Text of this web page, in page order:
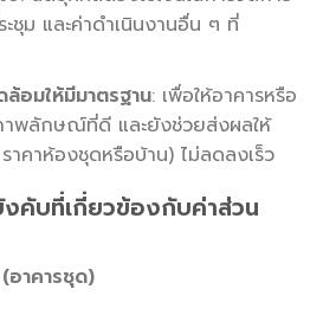
ชุม และค่าดำเนินงานอื่น ๆ ที่
อมให้มีมาตรฐาน: เพื่อให้อาคารหรือ
พลักษณ์ที่ดี และยังช่วยส่งผลให้
คาห้องชุดหรือบ้าน) ไม่ลดลงเร็ว
คับที่เกี่ยวข้องกับค่าส่วน
อาคารชุด)